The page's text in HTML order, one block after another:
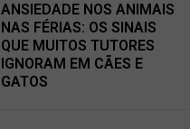
ANSIEDADE NOS ANIMAIS
NAS FÉRIAS: OS SINAIS
QUE MUITOS TUTORES
IGNORAM EM CÃES E
GATOS